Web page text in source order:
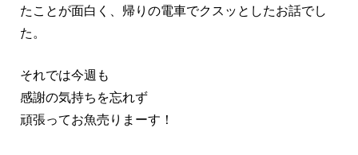
たことが面白く、帰りの電車でクスッとしたお話でし
た。
それでは今週も
感謝の気持ちを忘れず
頑張ってお魚売りまーす！